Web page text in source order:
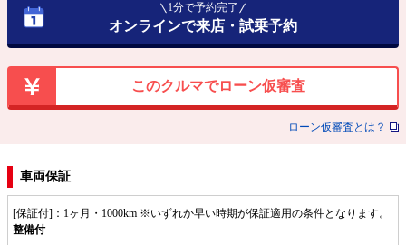
1分で予約完了
オンラインで来店・試乗予約
このクルマでローン仮審査
ローン仮審査とは？
車両保証
[保証付]：1ヶ月・1000km ※いずれか早い時期が保証適用の条件となります。
整備付